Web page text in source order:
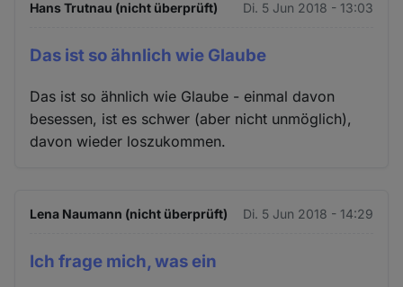
Hans Trutnau (nicht überprüft) Di. 5 Jun 2018 - 13:03
Das ist so ähnlich wie Glaube
Das ist so ähnlich wie Glaube - einmal davon
besessen, ist es schwer (aber nicht unmöglich),
davon wieder loszukommen.
Lena Naumann (nicht überprüft) Di. 5 Jun 2018 - 14:29
Ich frage mich, was ein